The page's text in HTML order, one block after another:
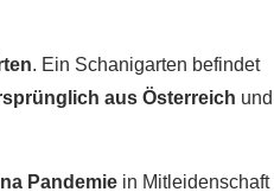
. Ein Schanigarten befindet
aus Österreich und
Pandemie in Mitleidenschaft